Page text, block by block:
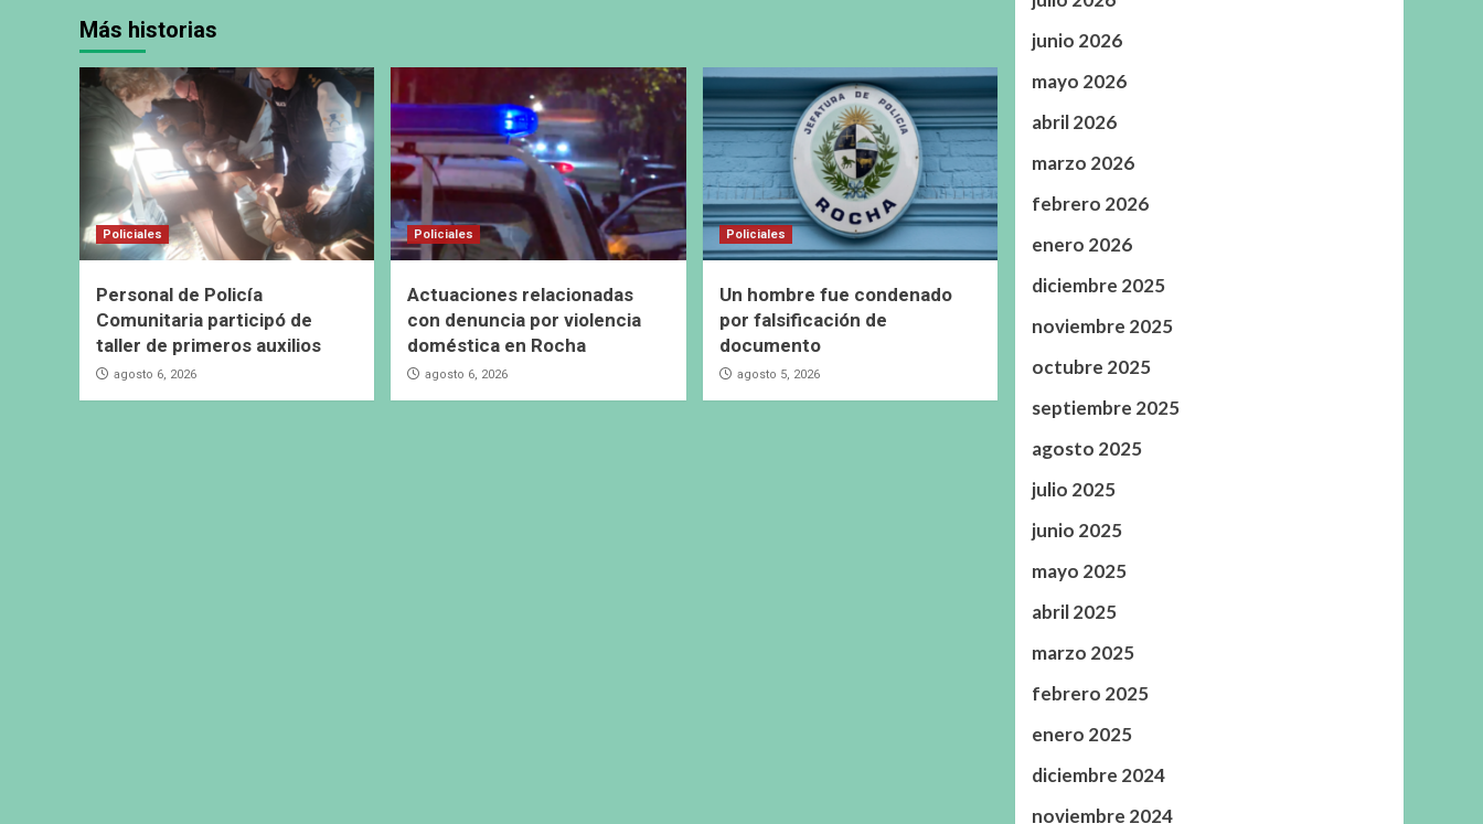
Más historias
Policiales
Personal de Policía
Comunitaria participó de
taller de primeros auxilios
agosto 6, 2026
Policiales
Actuaciones relacionadas
con denuncia por violencia
doméstica en Rocha
agosto 6, 2026
Policiales
Un hombre fue condenado
por falsificación de
documento
agosto 5, 2026
junio 2026
mayo 2026
abril 2026
marzo 2026
febrero 2026
enero 2026
diciembre 2025
noviembre 2025
octubre 2025
septiembre 2025
agosto 2025
julio 2025
junio 2025
mayo 2025
abril 2025
marzo 2025
febrero 2025
enero 2025
diciembre 2024
noviembre 2024